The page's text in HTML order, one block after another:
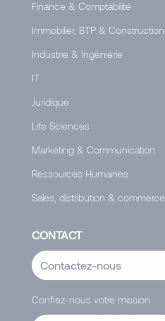
Finance & Comptabilité
Immobilier, BTP & Construction
Industrie & Ingéniérie
IT
Juridique
Life Sciences
Marketing & Communication
Ressources Humaines
Sales, distribution & commerce
CONTACT
Contactez-nous
Confiez-nous votre mission